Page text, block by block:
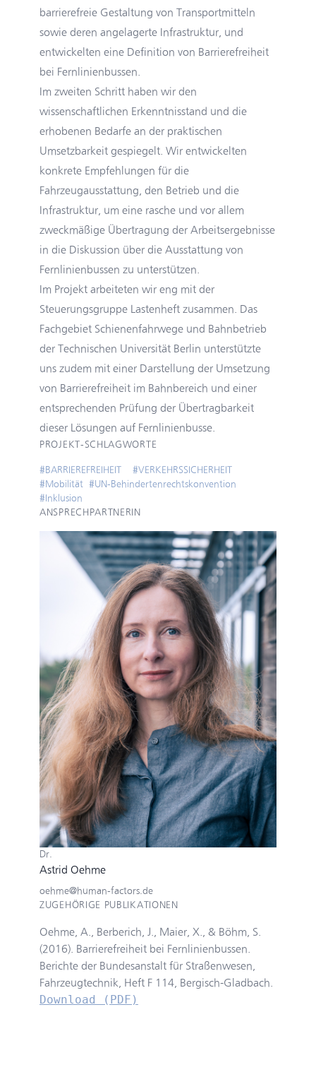
barrierefreie Gestaltung von Transportmitteln
sowie deren angelagerte Infrastruktur, und
entwickelten eine Definition von Barrierefreiheit
bei Fernlinienbussen.
Im zweiten Schritt haben wir den
wissenschaftlichen Erkenntnisstand und die
erhobenen Bedarfe an der praktischen
Umsetzbarkeit gespiegelt. Wir entwickelten
konkrete Empfehlungen für die
Fahrzeugausstattung, den Betrieb und die
Infrastruktur, um eine rasche und vor allem
zweckmäßige Übertragung der Arbeitsergebnisse
in die Diskussion über die Ausstattung von
Fernlinienbussen zu unterstützen.
Im Projekt arbeiteten wir eng mit der
Steuerungsgruppe Lastenheft zusammen. Das
Fachgebiet Schienenfahrwege und Bahnbetrieb
der Technischen Universität Berlin unterstützte
uns zudem mit einer Darstellung der Umsetzung
von Barrierefreiheit im Bahnbereich und einer
entsprechenden Prüfung der Übertragbarkeit
dieser Lösungen auf Fernlinienbusse.
PROJEKT-SCHLAGWORTE
#BARRIEREFREIHEIT #VERKEHRSSICHERHEIT
#Mobilität #UN-Behindertenrechtskonvention
#Inklusion
ANSPRECHPARTNERIN
Dr.
Astrid Oehme
oehme@human-factors.de
ZUGEHÖRIGE PUBLIKATIONEN
Oehme, A., Berberich, J., Maier, X., & Böhm, S.
(2016). Barrierefreiheit bei Fernlinienbussen.
Berichte der Bundesanstalt für Straßenwesen,
Fahrzeugtechnik, Heft F 114, Bergisch-Gladbach.
Download (PDF)